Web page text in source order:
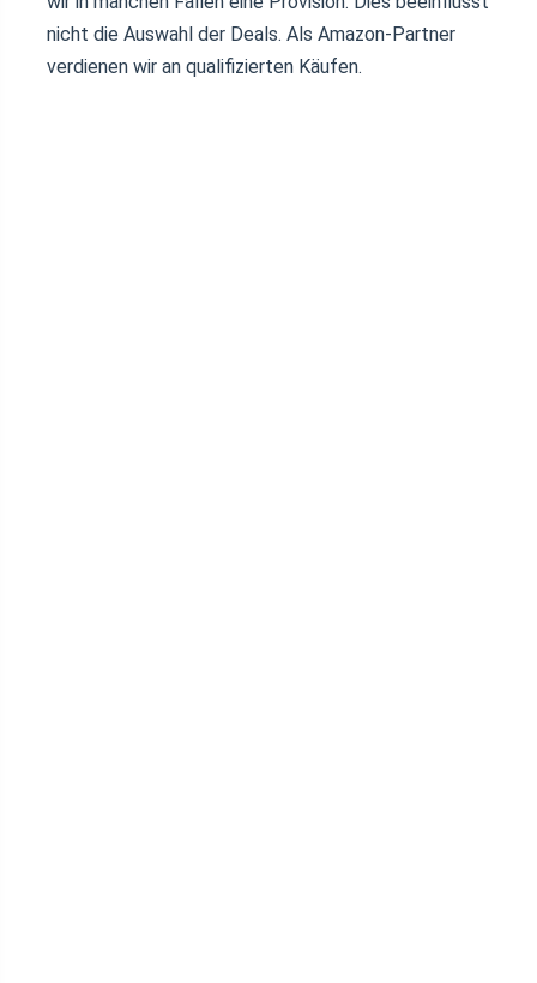
nicht die Auswahl der Deals. Als Amazon-Partner
verdienen wir an qualifizierten Käufen.